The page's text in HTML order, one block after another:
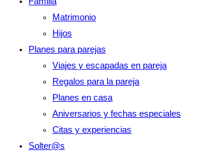
Matrimonio
Hijos
Planes para parejas
Viajes y escapadas en pareja
Regalos para la pareja
Planes en casa
Aniversarios y fechas especiales
Citas y experiencias
Solter@s